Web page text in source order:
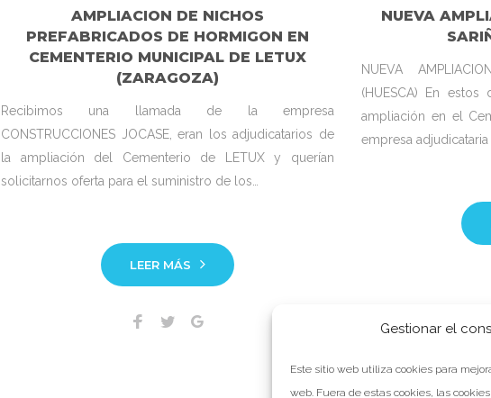
Gestionar el
Este sitio web utiliza cookies para
web. Fuera de estas cookies, las
AMPLIACION DE NICHOS
PREFABRICADOS DE HORMIGON EN
CEMENTERIO MUNICIPAL DE LETUX
(ZARAGOZA)
Recibimos una llamada de la empresa
CONSTRUCCIONES JOCASE, eran los adjudicatarios de
la ampliación del Cementerio de LETUX y querían
solicitarnos oferta para el suministro de los…
LEER MÁS
Facebook
Twitter
NUEVA
NUEVA
(HUESCA) En
ampliación en el
empresa adjudicataria